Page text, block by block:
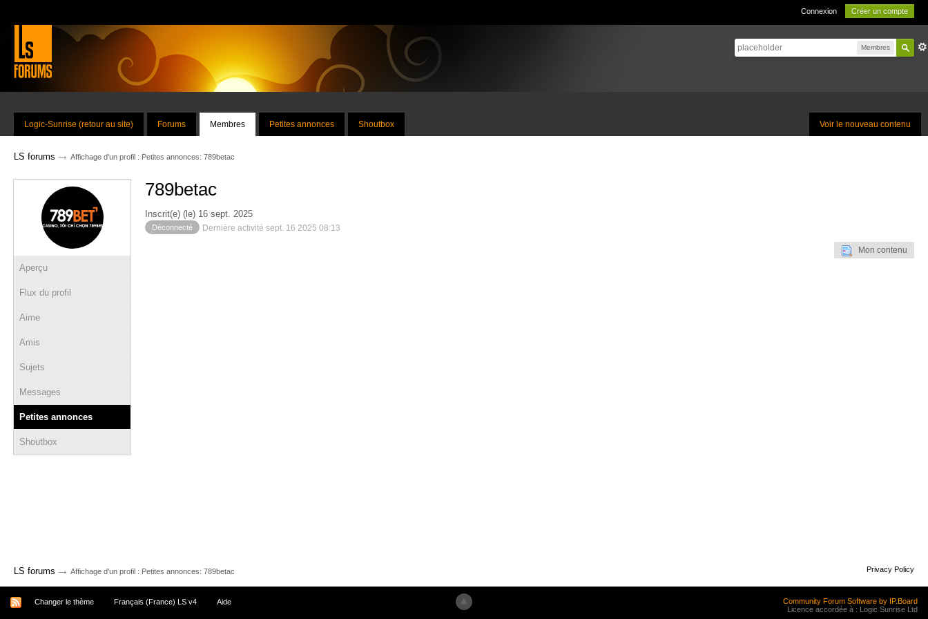
Connexion Créer un compte
Membres
Voir le nouveau contenu
Logic-Sunrise (retour au site) Forums Membres Petites annonces Shoutbox
LS forums → Affichage d'un profil : Petites annonces: 789betac
Aperçu
Flux du profil
Aime
Amis
Sujets
Messages
Petites annonces
Shoutbox
789betac
Inscrit(e) (le) 16 sept. 2025
Déconnecté Dernière activité sept. 16 2025 08:13
Mon contenu
LS forums → Affichage d'un profil : Petites annonces: 789betac Privacy Policy
Changer le thème Français (France) LS v4 Aide
Community Forum Software by IP.Board
Licence accordée à : Logic Sunrise Ltd